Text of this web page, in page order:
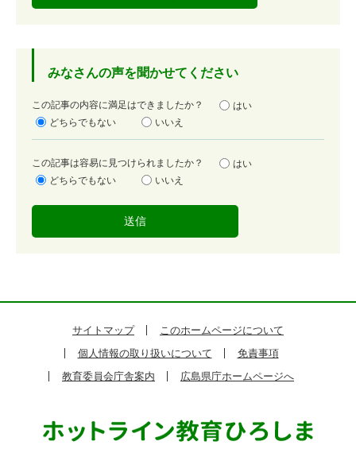
みなさんの声を聞かせてください
満
足
この記事の内容に満足はできましたか？
はい
どちらでもない
いいえ
容
易
この記事は容易に見つけられましたか？
はい
どちらでもない
いいえ
サイトマップ
このホームページについて
個人情報の取り扱いについて
免責事項
教育委員会庁舎案内
広島県庁ホームページへ